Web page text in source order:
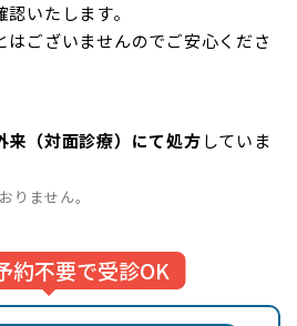
いたします。
はございませんのでご安心くださ
来（対面診療）にて処方していま
りません。